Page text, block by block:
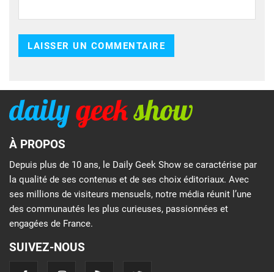
À PROPOS
Depuis plus de 10 ans, le Daily Geek Show se caractérise par
la qualité de ses contenus et de ses choix éditoriaux. Avec
ses millions de visiteurs mensuels, notre média réunit l’une
des communautés les plus curieuses, passionnées et
engagées de France.
SUIVEZ-NOUS